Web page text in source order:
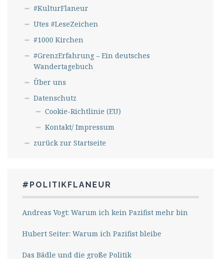
#KulturFlaneur
Utes #LeseZeichen
#1000 Kirchen
#GrenzErfahrung – Ein deutsches
Wandertagebuch
Über uns
Datenschutz
Cookie-Richtlinie (EU)
Kontakt/ Impressum
zurück zur Startseite
#POLITIKFLANEUR
Andreas Vogt: Warum ich kein Pazifist mehr bin
Hubert Seiter: Warum ich Pazifist bleibe
Das Bädle und die große Politik